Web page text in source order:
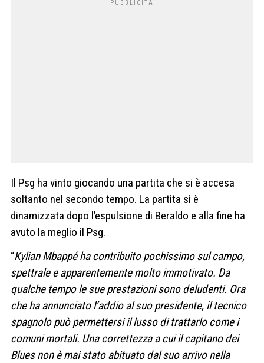
Il Psg ha vinto giocando una partita che si è accesa
soltanto nel secondo tempo. La partita si è
dinamizzata dopo l’espulsione di Beraldo e alla fine ha
avuto la meglio il Psg.
“Kylian Mbappé ha contribuito pochissimo sul campo,
spettrale e apparentemente molto immotivato. Da
qualche tempo le sue prestazioni sono deludenti. Ora
che ha annunciato l’addio al suo presidente, il tecnico
spagnolo può permettersi il lusso di trattarlo come i
comuni mortali. Una correttezza a cui il capitano dei
Blues non è mai stato abituato dal suo arrivo nella